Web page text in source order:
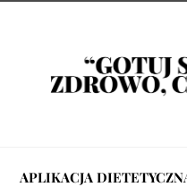
APLIKACJA